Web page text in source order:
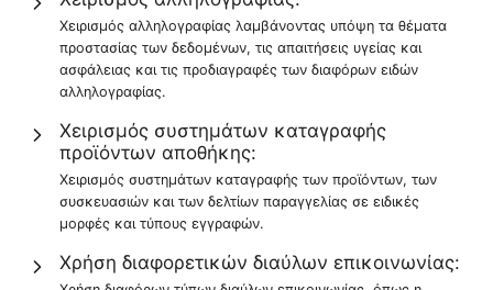
Χειρισμός αλληλογραφίας λαμβάνοντας υπόψη τα θέματα
προστασίας των δεδομένων, τις απαιτήσεις υγείας και
ασφάλειας και τις προδιαγραφές των διαφόρων ειδών
αλληλογραφίας.
Χειρισμός συστημάτων καταγραφής
προϊόντων αποθήκης:
Χειρισμός συστημάτων καταγραφής των προϊόντων, των
συσκευασιών και των δελτίων παραγγελίας σε ειδικές
μορφές και τύπους εγγραφών.
Χρήση διαφορετικών διαύλων επικοινωνίας: